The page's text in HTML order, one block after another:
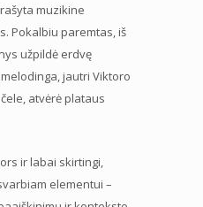
muzikine
Pokalbiu paremtas, iš
užpildė erdvę
jautri Viktoro
atvėrė plataus
ir labai skirtingi,
elementui –